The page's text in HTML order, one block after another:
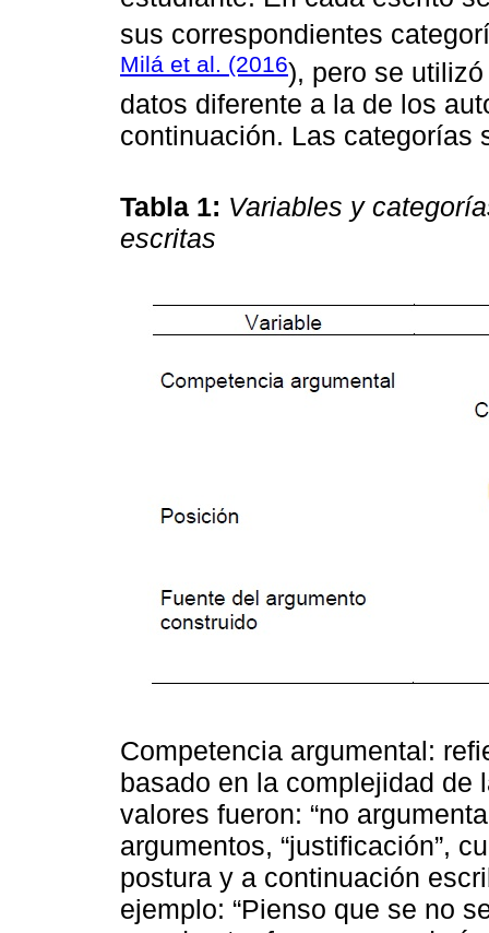
sus correspondientes
Milá et al. (2016), pero se
datos diferente a la de los
continuación. Las categorías
Tabla 1: Variables y
escritas
Competencia argumental:
basado en la complejidad de
valores fueron: “no
argumentos, “justificación”,
postura y a continuación
ejemplo: “Pienso que se no